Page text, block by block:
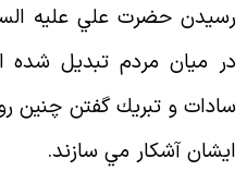
حضرت علي عليه
ميان مردم تبديل شده
و تبريك گفتن چنين
آشكار مي سازند.